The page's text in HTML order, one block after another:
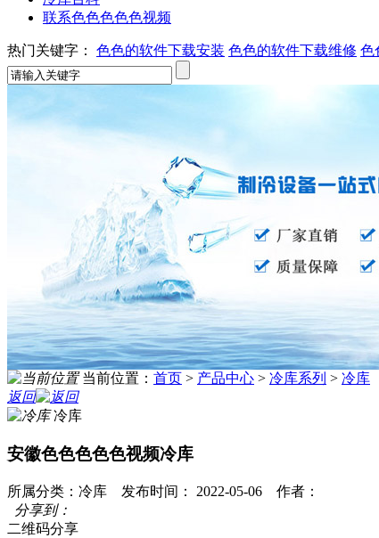
联系色色色色色视频
热门关键字： 色色的软件下载安装 色色的软件下载维修 色
当前位置： 首页 > 产品中心 > 冷库系列 > 冷库
返回
冷库
安徽色色色色色视频冷库
所属分类：冷库 发布时间： 2022-05-06 作者：
分享到：
二维码分享